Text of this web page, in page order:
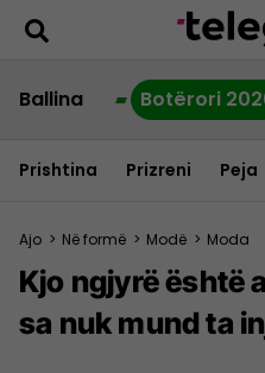
Ballina Botërori
Prishtina Prizreni Peja
Ajo > Në formë > Modë > Moda
Kjo ngjyrë është
sa nuk mund ta